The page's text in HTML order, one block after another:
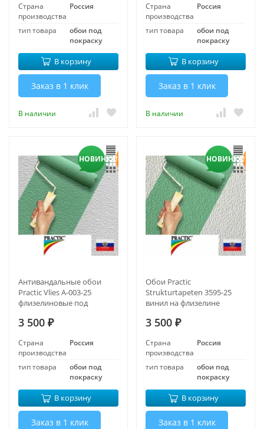
Страна
производства
Россия
тип товара
обои под
покраску
В корзину
Заказ в 1 клик
В наличии
Страна
производства
Россия
тип товара
обои под
покраску
В корзину
Заказ в 1 клик
В наличии
НОВИНКА!
Антивандальные обои
Practic Vlies А-003-25
флизелиновые под
3 500 ₽
Страна
производства
Россия
тип товара
обои под
покраску
В корзину
Заказ в 1 клик
НОВИНКА!
Обои Practic
Strukturtapeten 3595-25
винил на флизелине
3 500 ₽
Страна
производства
Россия
тип товара
обои под
покраску
В корзину
Заказ в 1 клик